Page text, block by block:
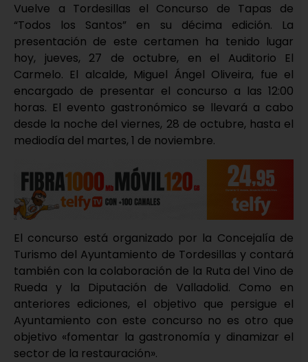
Vuelve a Tordesillas el Concurso de Tapas de
“Todos los Santos” en su décima edición. La
presentación de este certamen ha tenido lugar
hoy, jueves, 27 de octubre, en el Auditorio El
Carmelo. El alcalde, Miguel Ángel Oliveira, fue el
encargado de presentar el concurso a las 12:00
horas. El evento gastronómico se llevará a cabo
desde la noche del viernes, 28 de octubre, hasta el
mediodía del martes, 1 de noviembre.
El concurso está organizado por la Concejalía de
Turismo del Ayuntamiento de Tordesillas y contará
también con la colaboración de la Ruta del Vino de
Rueda y la Diputación de Valladolid. Como en
anteriores ediciones, el objetivo que persigue el
Ayuntamiento con este concurso no es otro que
objetivo «fomentar la gastronomía y dinamizar el
sector de la restauración».